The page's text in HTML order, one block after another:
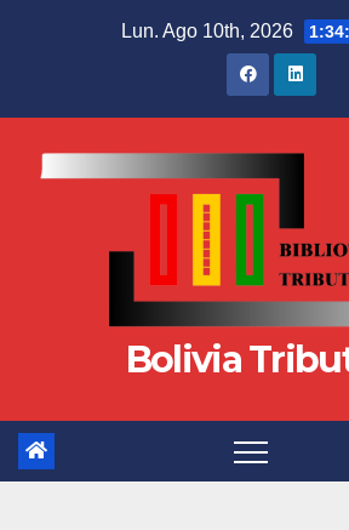
Lun. Ago 10th, 2026
Bolivia